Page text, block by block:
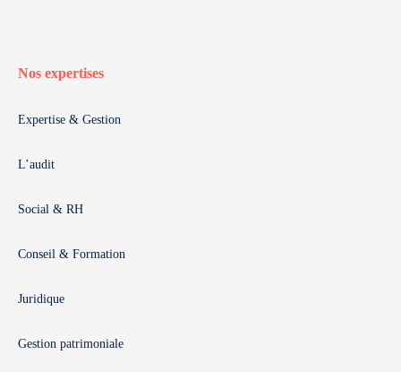
Nos expertises
Expertise & Gestion
L’audit
Social & RH
Conseil & Formation
Juridique
Gestion patrimoniale